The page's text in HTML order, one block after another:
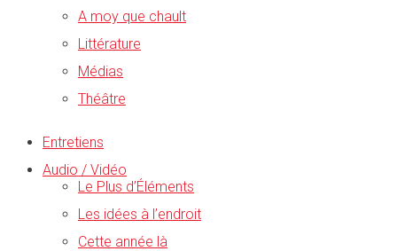
A moy que chault
Littérature
Médias
Théâtre
Entretiens
Audio / Vidéo
Le Plus d’Éléments
Les idées à l’endroit
Cette année là